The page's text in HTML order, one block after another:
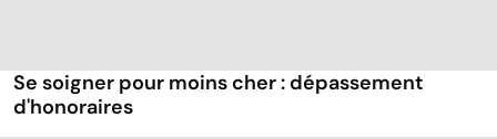
Se soigner pour moins cher : dépassement
d'honoraires